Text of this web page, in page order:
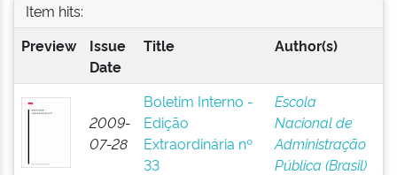
Item hits:
Preview
Issue
Date
Title Author(s)
2009-
07-28
Boletim Interno -
Edição
Extraordinária nº
33
Escola
Nacional de
Administração
Pública (Brasil)